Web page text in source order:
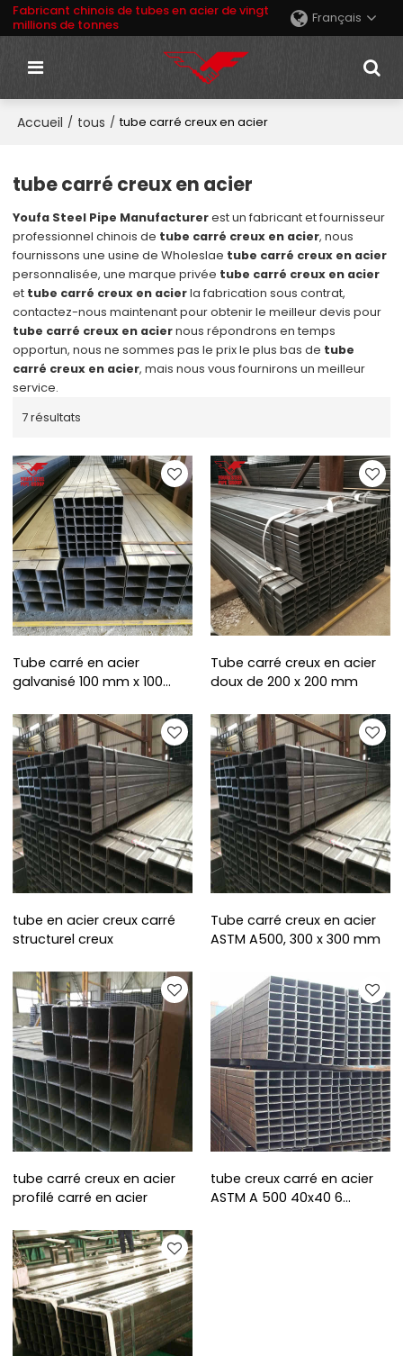
Fabricant chinois de tubes en acier de vingt
millions de tonnes
Français
Accueil / tous / tube carré creux en acier
tube carré creux en acier
Youfa Steel Pipe Manufacturerest un fabricant et fournisseur
professionnel chinois de tube carré creux en acier, nous
fournissons une usine de Wholeslae tube carré creux en acier
personnalisée, une marque privée tube carré creux en acier
et tube carré creux en acierla fabrication sous contrat,
contactez-nous maintenant pour obtenir le meilleur devis pour
tube carré creux en aciernous répondrons en temps
opportun, nous ne sommes pas le prix le plus bas de tube
carré creux en acier, mais nous vous fournirons un meilleur
service.
7 résultats
Tube carré en acier
galvanisé 100 mm x 100
Tube carré creux en acier
doux de 200 x 200 mm
tube en acier creux carré
structurel creux
Tube carré creux en acier
ASTM A500, 300 x 300 mm
tube carré creux en acier
profilé carré en acier
tube creux carré en acier
ASTM A 500 40x40 6